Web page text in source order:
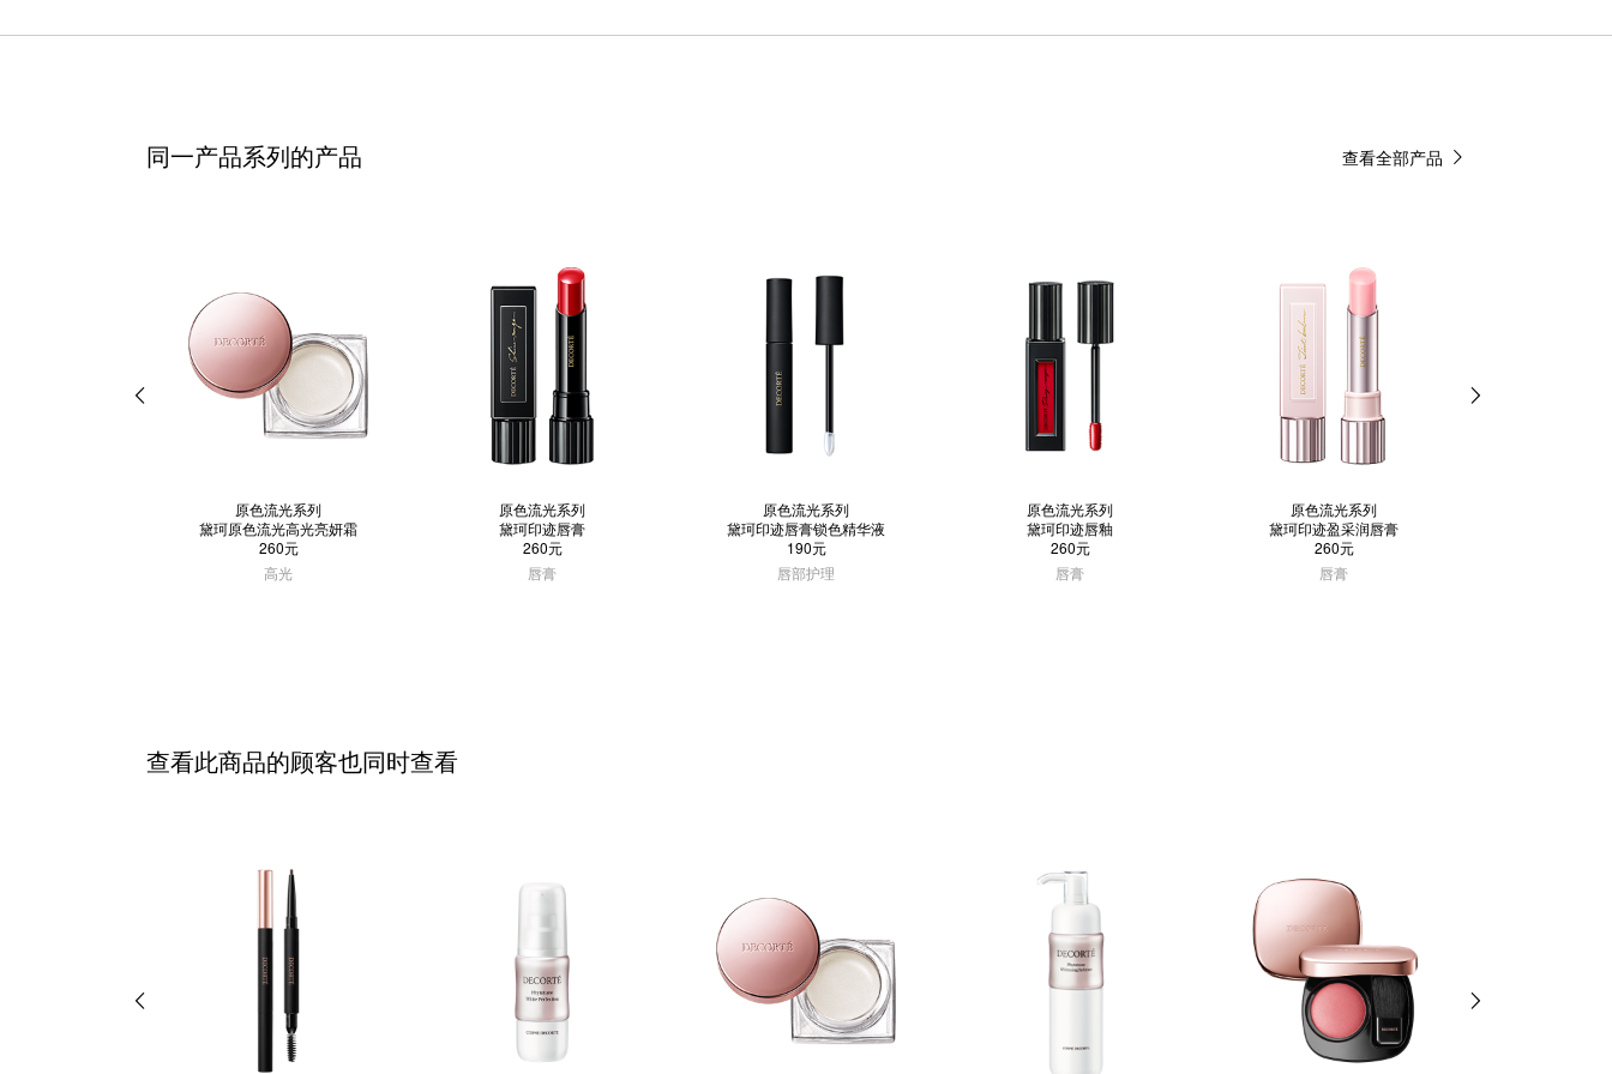
同一产品系列的产品
原色流光系列
黛珂原色流光高光亮妍霜
260元
高光
原色流光系列
黛珂印迹唇膏
260元
唇膏
原色流光系列
黛珂印迹唇膏锁色精华液
190元
唇部护理
原色流光系列
黛珂印迹唇釉
260元
唇膏
原色流光系列
黛珂印迹盈采润唇膏
260元
唇膏
查看全部产品
查看此商品的顾客也同时查看